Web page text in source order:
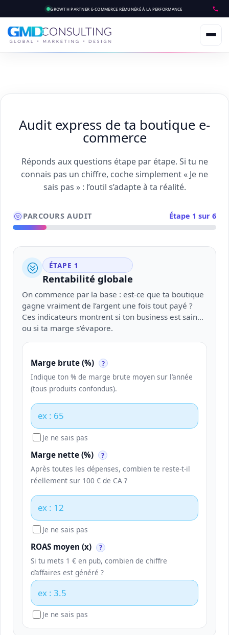
GROWTH PARTNER E-COMMERCE RÉMUNÉRÉ À LA PERFORMANCE
Audit express de ta boutique e-
commerce
Réponds aux questions étape par étape. Si tu ne
connais pas un chiffre, coche simplement « Je ne
sais pas » : l’outil s’adapte à ta réalité.
? PARCOURS AUDIT Étape 1 sur 6
? ÉTAPE 1
Rentabilité globale
On commence par la base : est-ce que ta boutique
gagne vraiment de l’argent une fois tout payé ?
Ces indicateurs montrent si ton business est sain…
ou si ta marge s’évapore.
Marge brute (%) ?
Indique ton % de marge brute moyen sur l’année
(tous produits confondus).
Je ne sais pas
Marge nette (%) ?
Après toutes les dépenses, combien te reste-t-il
réellement sur 100 € de CA ?
Je ne sais pas
ROAS moyen (x) ?
Si tu mets 1 € en pub, combien de chiffre
d’affaires est généré ?
Je ne sais pas